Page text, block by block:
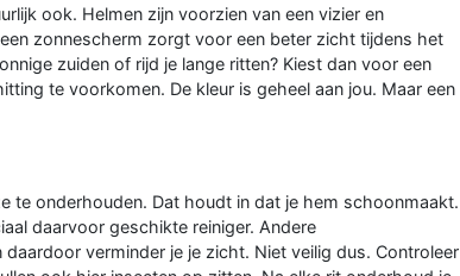
ook. Helmen zijn voorzien van een vizier en
zonnescherm zorgt voor een beter zicht tijdens het
zuiden of rijd je lange ritten? Kiest dan voor een
te voorkomen. De kleur is geheel aan jou. Maar een
te onderhouden. Dat houdt in dat je hem schoonmaakt.
daarvoor geschikte reiniger. Andere
verminder je je zicht. Niet veilig dus. Controleer